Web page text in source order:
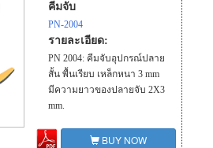
คีมจับ
PN-2004
รายละเอียด:
PN 2004: คีมจับอุปกรณ์ปลาย
สั้น พื้นเรียบ เหล็กหนา 3 mm
มีความยาวของปลายจับ 2X3
mm.
BUY NOW